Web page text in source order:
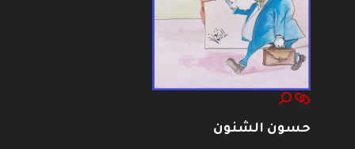
حسون الشنون